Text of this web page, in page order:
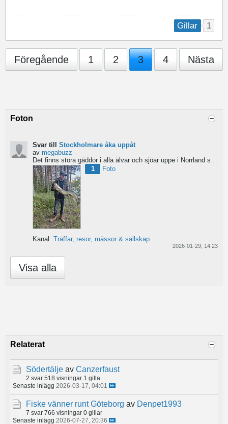
Gillar 1
Föregående 1 2 3 4 Nästa
Foton
Svar till Stockholmare åka uppåt
av megabuzz
Det finns stora gäddor i alla älvar och sjöar uppe i Norrland skulle jag säga. har själv fiskat mycket...
1
Foto
Kanal: Träffar, resor, mässor & sällskap
2026-01-29, 14:23
Visa alla
Relaterat
Södertälje av Canzerfaust
2 svar 518 visningar 1 gilla
Senaste inlägg 2026-03-17, 04:01
Fiske vänner runt Göteborg av Denpet1993
7 svar 766 visningar 0 gillar
Senaste inlägg 2026-07-27, 20:36